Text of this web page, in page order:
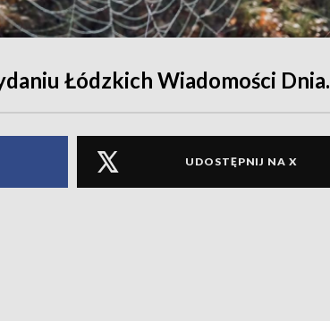
Łódzkich Wiadomości Dnia.
UDOSTĘPNIJ NA X